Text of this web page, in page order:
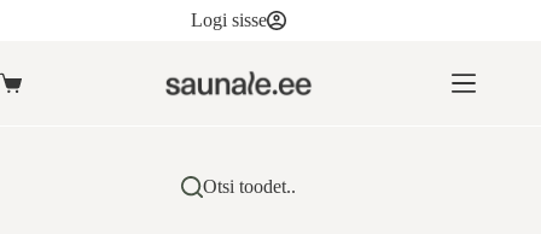
Logi sisse
Ostukorv
Otsi toodet..